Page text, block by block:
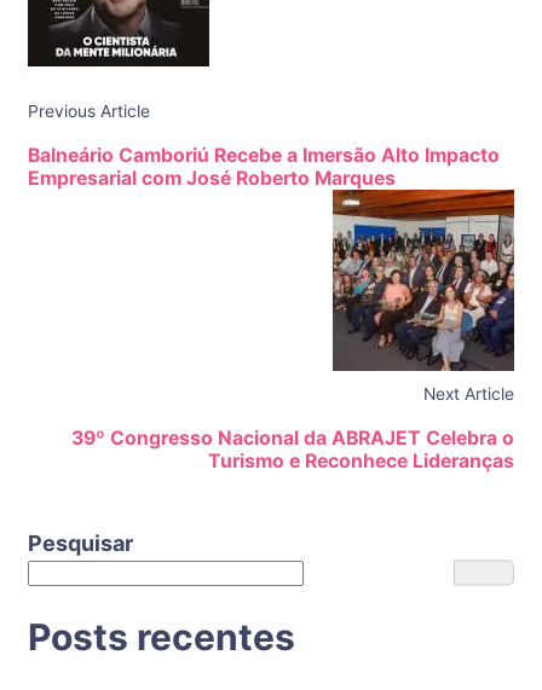
Previous Article
Balneário Camboriú Recebe a Imersão Alto Impacto
Empresarial com José Roberto Marques
Next Article
39º Congresso Nacional da ABRAJET Celebra o
Turismo e Reconhece Lideranças
Pesquisar
Posts recentes